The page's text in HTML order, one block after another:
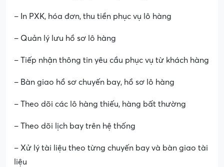
– In PXK, hóa đơn, thu tiền phục vụ lô hàng
– Quản lý lưu hồ sơ lô hàng
– Tiếp nhận thông tin yêu cầu phục vụ từ khách hàng
– Bàn giao hồ sơ chuyến bay, hồ sơ lô hàng
– Theo dõi các lô hàng thiếu, hàng bất thường
– Theo dõi lịch bay trên hệ thống
– Xử lý tài liệu theo từng chuyến bay và bàn giao tài
liệu